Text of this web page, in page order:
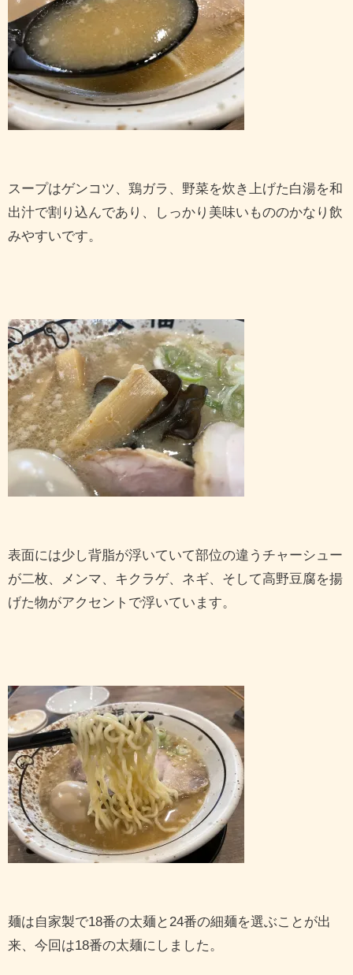
スープはゲンコツ、鶏ガラ、野菜を炊き上げた白湯を和
出汁で割り込んであり、しっかり美味いもののかなり飲
みやすいです。
表面には少し背脂が浮いていて部位の違うチャーシュー
が二枚、メンマ、キクラゲ、ネギ、そして高野豆腐を揚
げた物がアクセントで浮いています。
麺は自家製で18番の太麺と24番の細麺を選ぶことが出
来、今回は18番の太麺にしました。